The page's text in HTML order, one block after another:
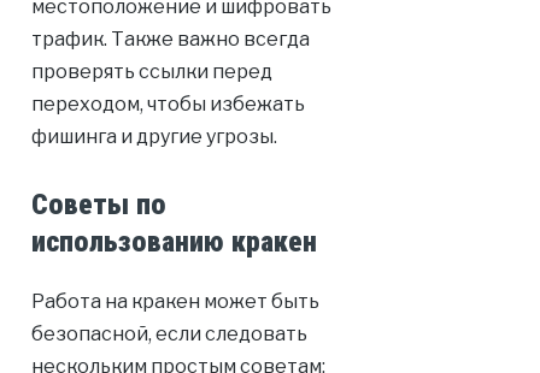
местоположение и шифровать
трафик. Также важно всегда
проверять ссылки перед
переходом, чтобы избежать
фишинга и другие угрозы.
Советы по
использованию кракен
Работа на кракен может быть
безопасной, если следовать
нескольким простым советам: